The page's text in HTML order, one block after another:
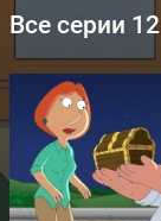
Все серии